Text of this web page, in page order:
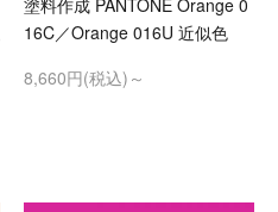
塗料作成 PANTONE Orange 0
16C／Orange 016U 近似色
8,660円(税込)～